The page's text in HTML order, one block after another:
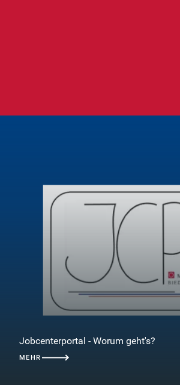
Jobcenterportal - Worum geht's?
MEHR